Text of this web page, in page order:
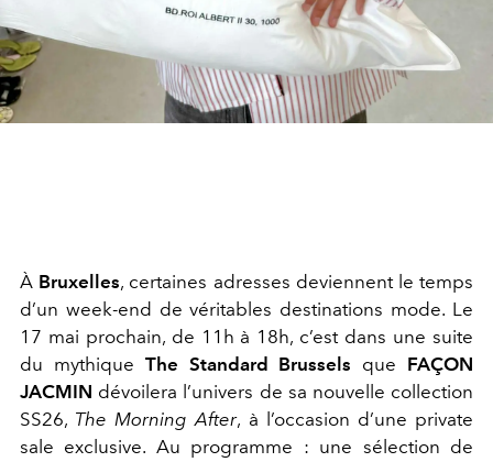
À Bruxelles, certaines adresses deviennent le temps
d’un week-end de véritables destinations mode. Le
17 mai prochain, de 11h à 18h, c’est dans une suite
du mythique The Standard Brussels que FAÇON
JACMIN dévoilera l’univers de sa nouvelle collection
SS26, The Morning After, à l’occasion d’une private
sale exclusive. Au programme : une sélection de